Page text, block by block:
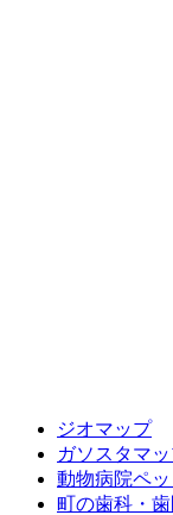
ジオマップ
ガソスタマ
動物病院ペ
町の歯科・